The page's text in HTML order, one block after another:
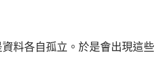
料各自孤立。於是會出現這些